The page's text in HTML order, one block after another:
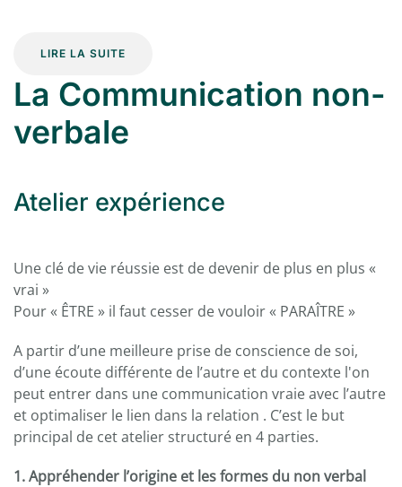
LIRE LA SUITE
La Communication non-
verbale
Atelier expérience
Une clé de vie réussie est de devenir de plus en plus «
vrai »
Pour « ÊTRE » il faut cesser de vouloir « PARAÎTRE »
A partir d’une meilleure prise de conscience de soi,
d’une écoute différente de l’autre et du contexte l'on
peut entrer dans une communication vraie avec l’autre
et optimaliser le lien dans la relation . C’est le but
principal de cet atelier structuré en 4 parties.
1. Appréhender l’origine et les formes du non verbal